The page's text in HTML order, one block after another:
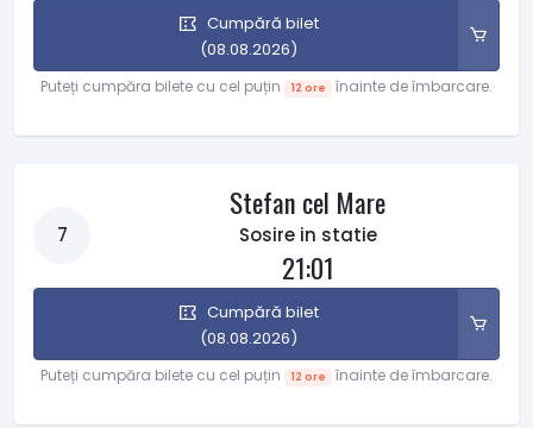
Cumpără bilet
(08.08.2026)
Puteți cumpăra bilete cu cel puțin 12 ore înainte de îmbarcare.
7
Stefan cel Mare
Sosire in statie
21:01
Cumpără bilet
(08.08.2026)
Puteți cumpăra bilete cu cel puțin 12 ore înainte de îmbarcare.